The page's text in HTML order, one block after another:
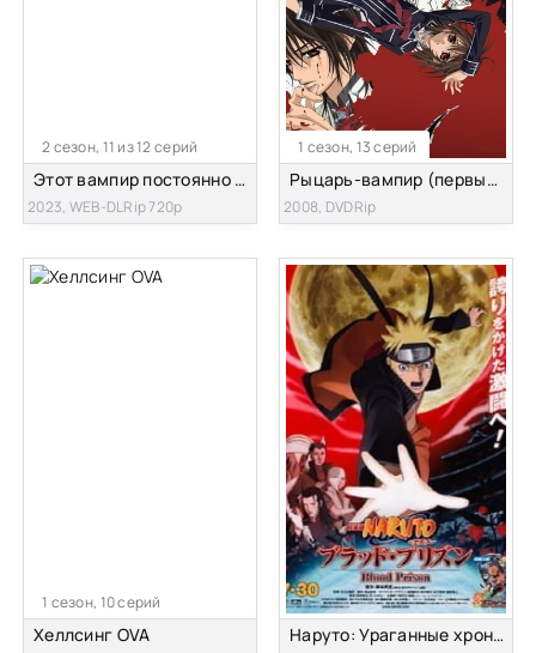
2 сезон, 11 из 12 серий
Этот вампир постоянно умирает [ТВ-2]
2023, WEB-DLRip 720p
1 сезон, 13 серий
Рыцарь-вампир (первый сезон)
2008, DVDRip
1 сезон, 10 серий
Хеллсинг OVA Наруто: Ураганные хроники 5 — Кровавая тюрьма (Наруто Фильм 8)